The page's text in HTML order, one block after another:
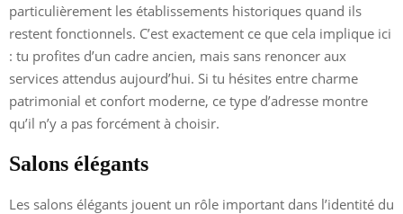
particulièrement les établissements historiques quand ils
restent fonctionnels. C’est exactement ce que cela implique ici
: tu profites d’un cadre ancien, mais sans renoncer aux
services attendus aujourd’hui. Si tu hésites entre charme
patrimonial et confort moderne, ce type d’adresse montre
qu’il n’y a pas forcément à choisir.
Salons élégants
Les salons élégants jouent un rôle important dans l’identité du